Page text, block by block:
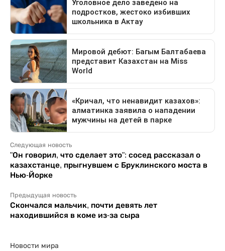
Следующая новость
"Он говорил, что сделает это": сосед рассказал о
казахстанце, прыгнувшем с Бруклинского моста в
Нью-Йорке
Предыдущая новость
Скончался мальчик, почти девять лет
находившийся в коме из-за сыра
Новости мира